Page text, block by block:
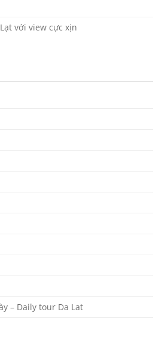
với view cực xịn
– Daily tour Da Lat